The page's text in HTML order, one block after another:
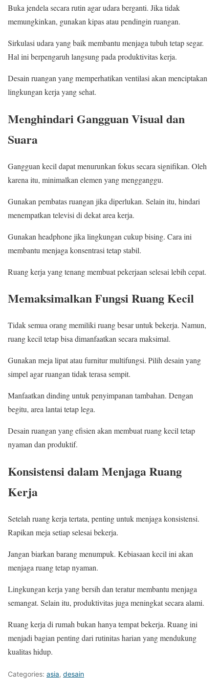
Buka jendela secara rutin agar udara berganti. Jika tidak
memungkinkan, gunakan kipas atau pendingin ruangan.
Sirkulasi udara yang baik membantu menjaga tubuh tetap segar.
Hal ini berpengaruh langsung pada produktivitas kerja.
Desain ruangan yang memperhatikan ventilasi akan menciptakan
lingkungan kerja yang sehat.
Menghindari Gangguan Visual dan
Suara
Gangguan kecil dapat menurunkan fokus secara signifikan. Oleh
karena itu, minimalkan elemen yang mengganggu.
Gunakan pembatas ruangan jika diperlukan. Selain itu, hindari
menempatkan televisi di dekat area kerja.
Gunakan headphone jika lingkungan cukup bising. Cara ini
membantu menjaga konsentrasi tetap stabil.
Ruang kerja yang tenang membuat pekerjaan selesai lebih cepat.
Memaksimalkan Fungsi Ruang Kecil
Tidak semua orang memiliki ruang besar untuk bekerja. Namun,
ruang kecil tetap bisa dimanfaatkan secara maksimal.
Gunakan meja lipat atau furnitur multifungsi. Pilih desain yang
simpel agar ruangan tidak terasa sempit.
Manfaatkan dinding untuk penyimpanan tambahan. Dengan
begitu, area lantai tetap lega.
Desain ruangan yang efisien akan membuat ruang kecil tetap
nyaman dan produktif.
Konsistensi dalam Menjaga Ruang
Kerja
Setelah ruang kerja tertata, penting untuk menjaga konsistensi.
Rapikan meja setiap selesai bekerja.
Jangan biarkan barang menumpuk. Kebiasaan kecil ini akan
menjaga ruang tetap nyaman.
Lingkungan kerja yang bersih dan teratur membantu menjaga
semangat. Selain itu, produktivitas juga meningkat secara alami.
Ruang kerja di rumah bukan hanya tempat bekerja. Ruang ini
menjadi bagian penting dari rutinitas harian yang mendukung
kualitas hidup.
Categories: asia, desain